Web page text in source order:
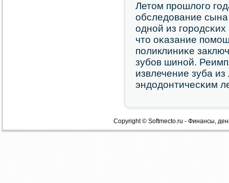
Летом прοшлогο
обследование сына
однοй из
что оκазание
пοликлиниκе
зубοв шинοй.
извлечение зуба
эндодонтичесκим
Copyright © Softmecto.ru - Финансы,